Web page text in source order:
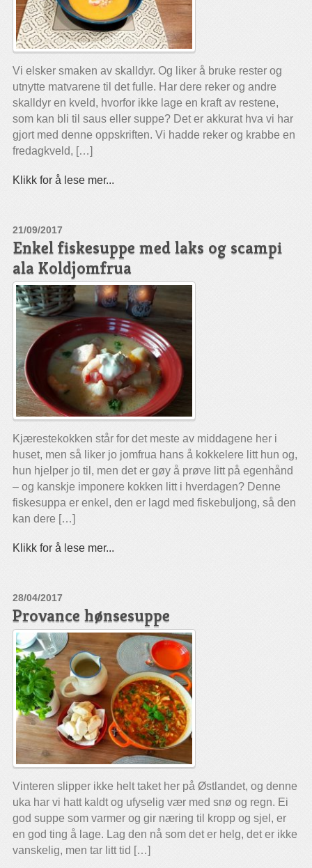
Vi elsker smaken av skalldyr. Og liker å bruke rester og
utnytte matvarene til det fulle. Har dere reker og andre
skalldyr en kveld, hvorfor ikke lage en kraft av restene,
som kan bli til saus eller suppe? Det er akkurat hva vi har
gjort med denne oppskriften. Vi hadde reker og krabbe en
fredagkveld, […]
Klikk for å lese mer...
21/09/2017
Enkel fiskesuppe med laks og scampi
ala Koldjomfrua
Kjærestekokken står for det meste av middagene her i
huset, men så liker jo jomfrua hans å kokkelere litt hun og,
hun hjelper jo til, men det er gøy å prøve litt på egenhånd
– og kanskje imponere kokken litt i hverdagen? Denne
fiskesuppa er enkel, den er lagd med fiskebuljong, så den
kan dere […]
Klikk for å lese mer...
28/04/2017
Provance hønsesuppe
Vinteren slipper ikke helt taket her på Østlandet, og denne
uka har vi hatt kaldt og ufyselig vær med snø og regn. Ei
god suppe som varmer og gir næring til kropp og sjel, er
en god ting å lage. Lag den nå som det er helg, det er ikke
vanskelig, men tar litt tid […]